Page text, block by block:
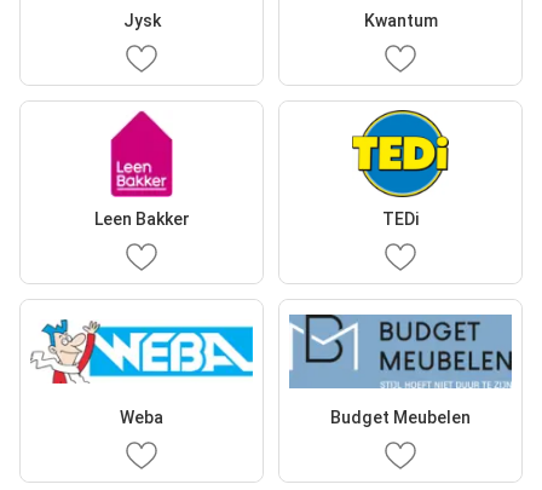
Jysk Kwantum
Leen Bakker TEDi
Weba Budget Meubelen